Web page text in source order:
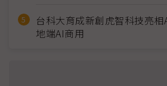
台科大育成新創虎智科技亮相
地端AI商用